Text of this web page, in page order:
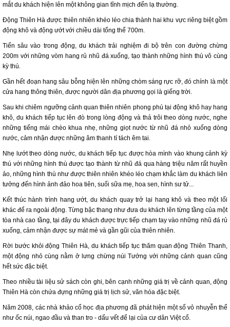
mắt du khách hiện lên một không gian tĩnh mịch đến lạ thường.
Động Thiên Hà được thiên nhiên khéo léo chia thành hai khu vực riêng biệt gồm
động khô và động ướt với chiều dài tổng thể 700m.
Tiến sâu vào trong động, du khách trải nghiệm đi bộ trên con đường chừng
200m với những vòm hang rủ nhũ đá xuống, tạo thành những hình thù vô cùng
kỳ thú.
Gần hết đoạn hang sâu bỗng hiện lên những chòm sáng rực rỡ, đó chính là một
cửa hang thông thiên, được người dân địa phương gọi là giếng trời.
Sau khi chiêm ngưỡng cảnh quan thiên nhiên phong phú tại động khô hay hang
khô, du khách tiếp tục lên đò trong lòng động và thả trôi theo dòng nước, nghe
những tiếng mái chèo khua nhẹ, những giọt nước từ nhũ đá nhỏ xuống dòng
nước, cảm nhận được những âm thanh tí tách êm tai.
Nhẹ lướt theo dòng nước, du khách tiếp tục được hòa mình vào khung cảnh kỳ
thú với những hình thù được tạo thành từ nhũ đá qua hàng triệu năm rất huyền
ảo, những hình thù như được thiên nhiên khéo léo chạm khắc làm du khách liên
tưởng đến hình ảnh đảo hoa tiên, suối sữa mẹ, hoa sen, hình sư tử...
Kết thúc hành trình hang ướt, du khách quay trở lại hang khô và theo một lối
khác để ra ngoài động. Từng bậc thang như đưa du khách lên từng tầng của một
tòa nhà cao tầng, tại đây du khách được trực tiếp chạm tay vào những nhũ đá rủ
xuống, cảm nhận được sự mát mẻ và gần gũi của thiên nhiên.
Rời bước khỏi động Thiên Hà, du khách tiếp tục thăm quan động Thiên Thanh,
một động nhỏ cùng nằm ở lưng chừng núi Tướng với những cảnh quan cũng
hết sức đặc biệt.
Theo nhiều tài liệu sử sách còn ghi, bên cạnh những giá trị về cảnh quan, động
Thiên Hà còn chứa đựng những giá trị lịch sử, văn hóa đặc biệt.
Năm 2008, các nhà khảo cổ học địa phương đã phát hiện một số vỏ nhuyễn thể
như ốc núi, ngao đầu và than tro - dấu vết để lại của cư dân Việt cổ.